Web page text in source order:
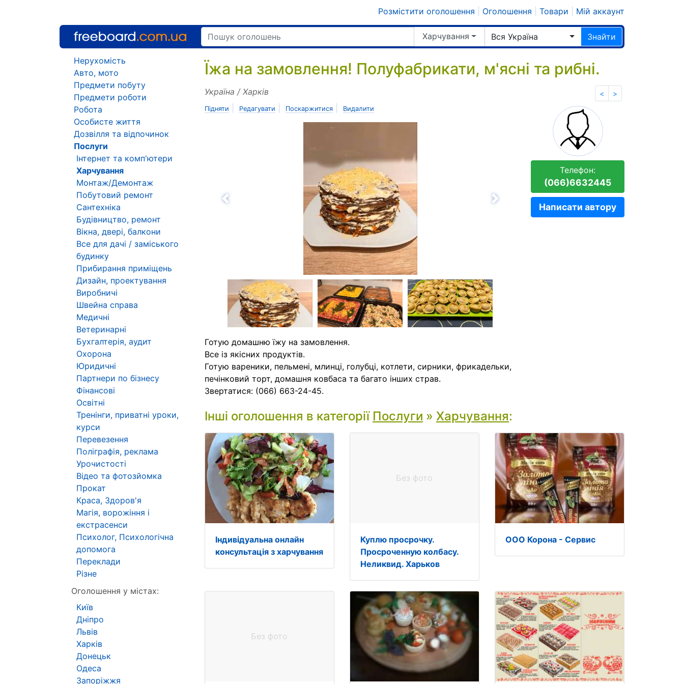
Розмістити оголошення Оголошення Товари Мій аккаунт
Харчування Вся Україна Знайти
Їжа на замовлення! Полуфабрикати, м'ясні та рибні.
< >
Україна / Харків
Підняти Редагувати Поскаржитися Видалити
Назад
Готую домашню їжу на замовлення.
Все із якісних продуктів.
Готую вареники, пельмені, млинці, голубці, котлети, сирники, фрикадельки,
печінковий торт, домашня ковбаса та багато інших страв.
Звертатися: (066) 663-24-45.
Телефон:
(066)6632445
Написати автору
Інші оголошення в категорії Послуги » Харчування:
Індивідуальна онлайн
консультація з харчування
Без фото
Куплю просрочку.
Просроченную колбасу.
Неликвид. Харьков
ООО Корона - Сервис
Без фото
Нерухомість
Авто, мото
Предмети побуту
Предмети роботи
Робота
Особисте життя
Дозвілля та відпочинок
Послуги
Інтернет та комп'ютери
Харчування
Монтаж/Демонтаж
Побутовий ремонт
Сантехніка
Будівництво, ремонт
Вікна, двері, балкони
Все для дачі / заміського
будинку
Прибирання приміщень
Дизайн, проектування
Виробничі
Швейна справа
Медичні
Ветеринарні
Бухгалтерія, аудит
Охорона
Юридичні
Партнери по бізнесу
Фінансові
Освітні
Тренінги, приватні уроки,
курси
Перевезення
Поліграфія, реклама
Урочистості
Відео та фотозйомка
Прокат
Краса, Здоров'я
Магія, ворожіння і
екстрасенси
Психолог, Психологічна
допомога
Переклади
Різне
Оголошення у містах:
Київ
Дніпро
Львів
Харків
Донецьк
Одеса
Запоріжжя